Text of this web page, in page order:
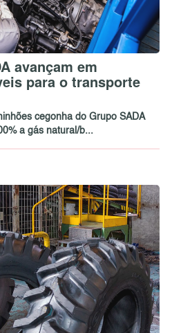
avançam em
para o transporte
cegonha do Grupo SADA
a gás natural/b...